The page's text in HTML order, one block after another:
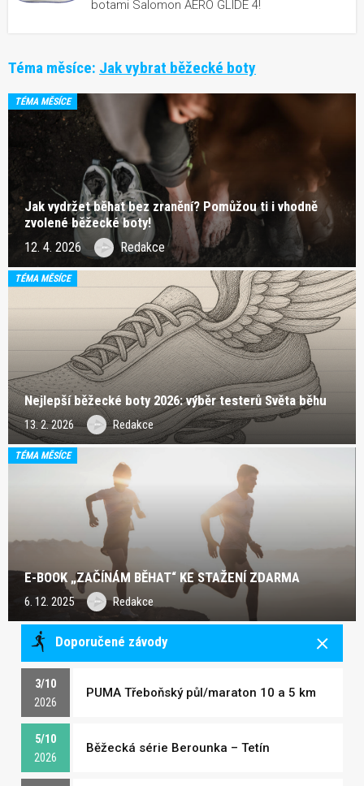
botami Salomon AERO GLIDE 4!
Téma měsíce: Jak vybrat běžecké boty
TÉMA MĚSÍCE
Jak vydržet běhat bez zranění? Pomůžou ti i vhodně
zvolené běžecké boty!
12. 4. 2026 Redakce
TÉMA MĚSÍCE
Nejlepší běžecké boty 2026: výběr testerů Světa běhu
13. 2. 2026 Redakce
TÉMA MĚSÍCE
E-BOOK „ZAČÍNÁM BĚHAT“ KE STAŽENÍ ZDARMA
6. 12. 2025 Redakce
Doporučené závody
3/10
2026
PUMA Třeboňský půl/maraton 10 a 5 km
5/10
2026
Běžecká série Berounka – Tetín